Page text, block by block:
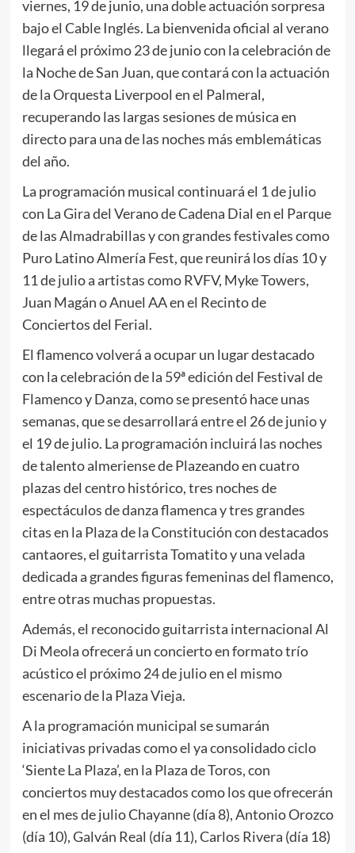
viernes, 19 de junio, una doble actuación sorpresa
bajo el Cable Inglés. La bienvenida oficial al verano
llegará el próximo 23 de junio con la celebración de
la Noche de San Juan, que contará con la actuación
de la Orquesta Liverpool en el Palmeral,
recuperando las largas sesiones de música en
directo para una de las noches más emblemáticas
del año.
La programación musical continuará el 1 de julio
con La Gira del Verano de Cadena Dial en el Parque
de las Almadrabillas y con grandes festivales como
Puro Latino Almería Fest, que reunirá los días 10 y
11 de julio a artistas como RVFV, Myke Towers,
Juan Magán o Anuel AA en el Recinto de
Conciertos del Ferial.
El flamenco volverá a ocupar un lugar destacado
con la celebración de la 59ª edición del Festival de
Flamenco y Danza, como se presentó hace unas
semanas, que se desarrollará entre el 26 de junio y
el 19 de julio. La programación incluirá las noches
de talento almeriense de Plazeando en cuatro
plazas del centro histórico, tres noches de
espectáculos de danza flamenca y tres grandes
citas en la Plaza de la Constitución con destacados
cantaores, el guitarrista Tomatito y una velada
dedicada a grandes figuras femeninas del flamenco,
entre otras muchas propuestas.
Además, el reconocido guitarrista internacional Al
Di Meola ofrecerá un concierto en formato trío
acústico el próximo 24 de julio en el mismo
escenario de la Plaza Vieja.
A la programación municipal se sumarán
iniciativas privadas como el ya consolidado ciclo
‘Siente La Plaza’, en la Plaza de Toros, con
conciertos muy destacados como los que ofrecerán
en el mes de julio Chayanne (día 8), Antonio Orozco
(día 10), Galván Real (día 11), Carlos Rivera (día 18)